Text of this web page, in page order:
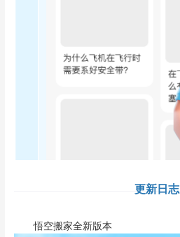
更新日志
悟空搬家全新版本